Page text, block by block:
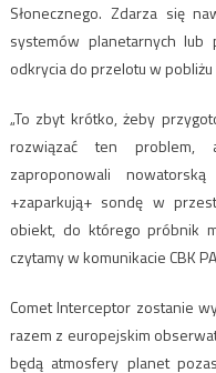
Słonecznego. Zdarza się
systemów planetarnych lub
odkrycia do przelotu w pobliżu
„To zbyt krótko, żeby
rozwiązać ten problem,
zaproponowali
+zaparkują+ sondę w
obiekt, do którego próbnik
czytamy w komunikacie CBK
Comet Interceptor zostanie
razem z europejskim
będą atmosfery planet